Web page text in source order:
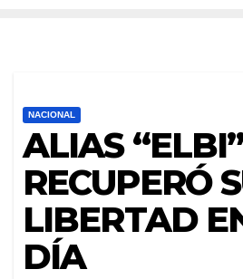
NACIONAL
ALIAS
RECUPERÓ
LIBERTAD
DÍA